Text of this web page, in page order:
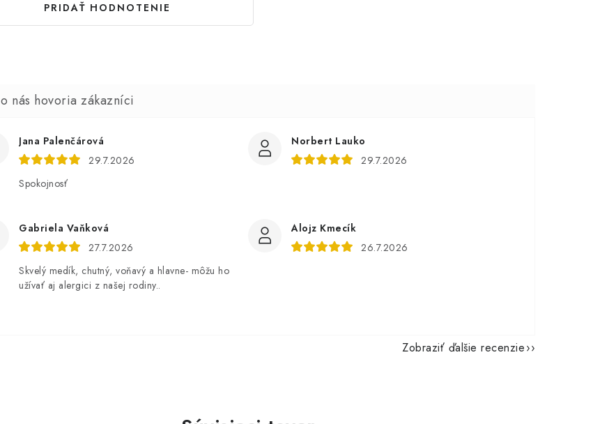
PRIDAŤ HODNOTENIE
Jana Palenčárová
29.7.2026
Spokojnosť
Norbert Lauko
29.7.2026
Gabriela Vaňková
27.7.2026
Skvelý medík, chutný, voňavý a hlavne- môžu ho
užívať aj alergici z našej rodiny..
Alojz Kmecík
26.7.2026
Zobraziť ďalšie recenzie